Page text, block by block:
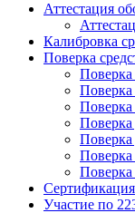
Аттестация
Калибровка
Поверка
Поверка
Поверка
Поверка
Поверка
Поверка
Поверка
Сертификация
Участие по